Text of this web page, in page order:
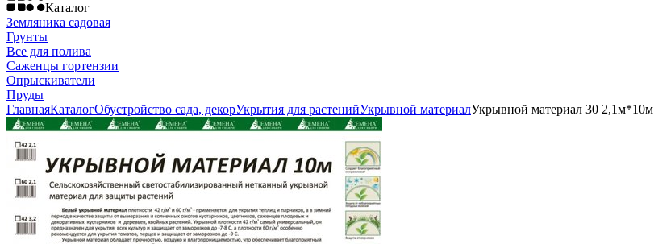
Каталог
Земляника садовая
Грунты
Все для полива
Саженцы гортензии
Опрыскиватели
Пруды
ГлавнаяКаталогОбустройство сада, декорУкрытия для растенийУкрывной материалУкрывной материал 30 2,1м*10м